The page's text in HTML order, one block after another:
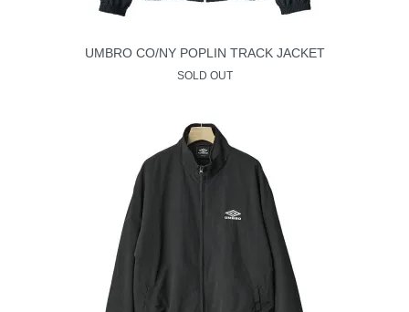
UMBRO CO/NY POPLIN TRACK JACKET
SOLD OUT